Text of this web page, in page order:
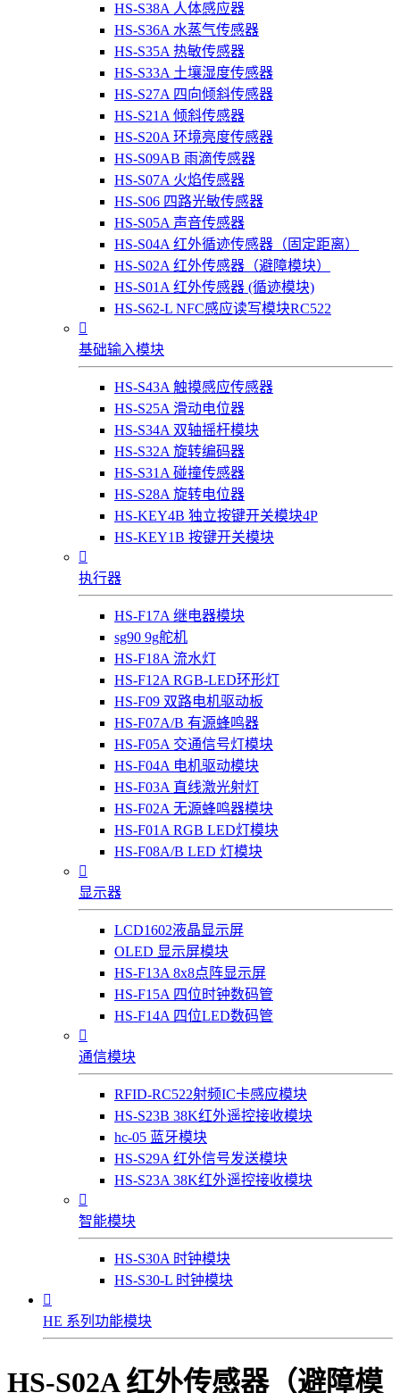
HS-S38A 人体感应器
HS-S36A 水蒸气传感器
HS-S35A 热敏传感器
HS-S33A 土壤湿度传感器
HS-S27A 四向倾斜传感器
HS-S21A 倾斜传感器
HS-S20A 环境亮度传感器
HS-S09AB 雨滴传感器
HS-S07A 火焰传感器
HS-S06 四路光敏传感器
HS-S05A 声音传感器
HS-S04A 红外循迹传感器（固定距离）
HS-S02A 红外传感器（避障模块）
HS-S01A 红外传感器 (循迹模块)
HS-S62-L NFC感应读写模块RC522

基础输入模块
HS-S43A 触摸感应传感器
HS-S25A 滑动电位器
HS-S34A 双轴摇杆模块
HS-S32A 旋转编码器
HS-S31A 碰撞传感器
HS-S28A 旋转电位器
HS-KEY4B 独立按键开关模块4P
HS-KEY1B 按键开关模块

执行器
HS-F17A 继电器模块
sg90 9g舵机
HS-F18A 流水灯
HS-F12A RGB-LED环形灯
HS-F09 双路电机驱动板
HS-F07A/B 有源蜂鸣器
HS-F05A 交通信号灯模块
HS-F04A 电机驱动模块
HS-F03A 直线激光射灯
HS-F02A 无源蜂鸣器模块
HS-F01A RGB LED灯模块
HS-F08A/B LED 灯模块

显示器
LCD1602液晶显示屏
OLED 显示屏模块
HS-F13A 8x8点阵显示屏
HS-F15A 四位时钟数码管
HS-F14A 四位LED数码管

通信模块
RFID-RC522射频IC卡感应模块
HS-S23B 38K红外遥控接收模块
hc-05 蓝牙模块
HS-S29A 红外信号发送模块
HS-S23A 38K红外遥控接收模块

智能模块
HS-S30A 时钟模块
HS-S30-L 时钟模块

HE 系列功能模块
HS-S02A 红外传感器（避障模